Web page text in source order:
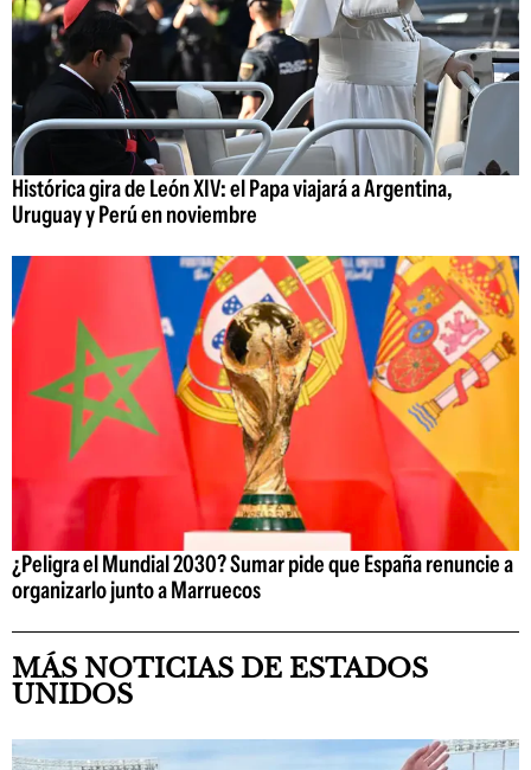
Histórica gira de León XIV: el Papa viajará a Argentina,
Uruguay y Perú en noviembre
¿Peligra el Mundial 2030? Sumar pide que España renuncie a
organizarlo junto a Marruecos
MÁS NOTICIAS DE ESTADOS
UNIDOS